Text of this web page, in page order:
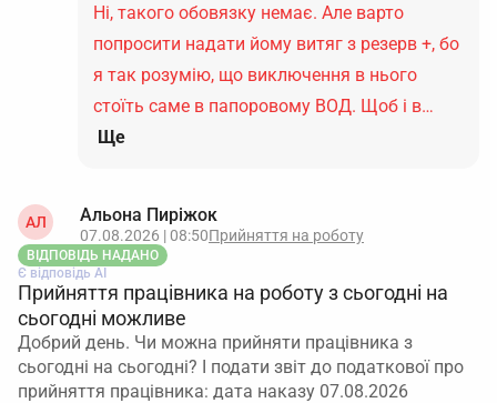
Ні, такого обовязку немає. Але варто
попросити надати йому витяг з резерв +, бо
я так розумію, що виключення в нього
стоїть саме в папоровому ВОД. Щоб і в…
Ще
АЛ Альона Пиріжок
07.08.2026 | 08:50Прийняття на роботу
ВІДПОВІДЬ НАДАНО
Є відповідь АІ
Прийняття працівника на роботу з сьогодні на
сьогодні можливе
Добрий день. Чи можна прийняти працівника з
сьогодні на сьогодні? І подати звіт до податкової про
прийняття працівника: дата наказу 07.08.2026